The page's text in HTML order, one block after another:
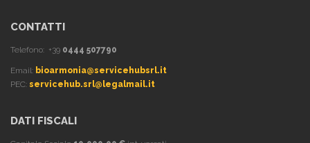
CONTATTI
Telefono: +39 0444 507790
Email: bioarmonia@servicehubsrl.it
PEC: servicehub.srl@legalmail.it
DATI FISCALI